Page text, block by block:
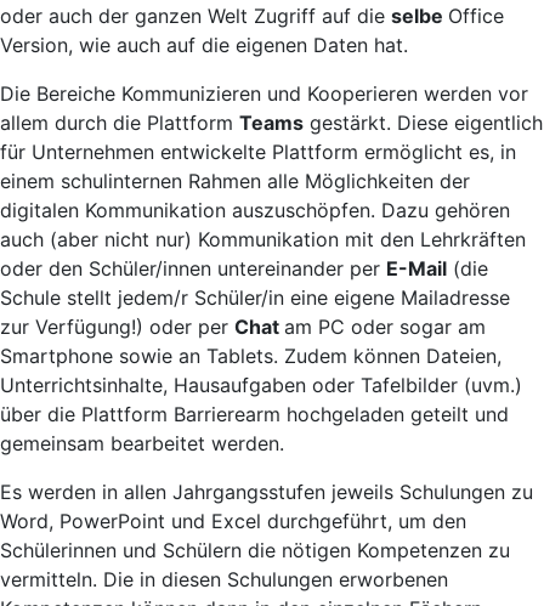
oder auch der ganzen Welt Zugriff auf die selbe Office
Version, wie auch auf die eigenen Daten hat.
Die Bereiche Kommunizieren und Kooperieren werden vor
allem durch die Plattform Teams gestärkt. Diese eigentlich
für Unternehmen entwickelte Plattform ermöglicht es, in
einem schulinternen Rahmen alle Möglichkeiten der
digitalen Kommunikation auszuschöpfen. Dazu gehören
auch (aber nicht nur) Kommunikation mit den Lehrkräften
oder den Schüler/innen untereinander per E-Mail (die
Schule stellt jedem/r Schüler/in eine eigene Mailadresse
zur Verfügung!) oder per Chat am PC oder sogar am
Smartphone sowie an Tablets. Zudem können Dateien,
Unterrichtsinhalte, Hausaufgaben oder Tafelbilder (uvm.)
über die Plattform Barrierearm hochgeladen geteilt und
gemeinsam bearbeitet werden.
Es werden in allen Jahrgangsstufen jeweils Schulungen zu
Word, PowerPoint und Excel durchgeführt, um den
Schülerinnen und Schülern die nötigen Kompetenzen zu
vermitteln. Die in diesen Schulungen erworbenen